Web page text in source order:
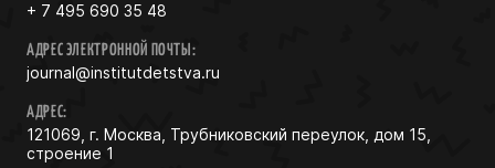
+ 7 495 690 35 48
АДРЕС ЭЛЕКТРОННОЙ ПОЧТЫ:
journal@institutdetstva.ru
АДРЕС:
121069, г. Москва, Трубниковский переулок, дом 15,
строение 1